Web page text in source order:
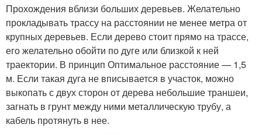
Прохождения вблизи больших деревьев. Желательно
прокладывать трассу на расстоянии не менее метра от
крупных деревьев. Если дерево стоит прямо на трассе,
его желательно обойти по дуге или близкой к ней
траектории. В принцип Оптимальное расстояние — 1,5
м. Если такая дуга не вписывается в участок, можно
выкопать с двух сторон от дерева небольшие траншеи,
загнать в грунт между ними металлическую трубу, а
кабель протянуть в нее.